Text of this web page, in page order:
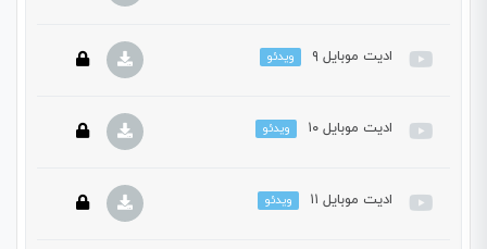
این بخش خصوصی می باشد. برای دسترسی کامل به دروس این
ادیت موبایل ۹ ویدئو
این بخش خصوصی می باشد. برای دسترسی کامل به دروس این
ادیت موبایل ۱۰ ویدئو
این بخش خصوصی می باشد. برای دسترسی کامل به دروس این
ادیت موبایل ۱۱ ویدئو